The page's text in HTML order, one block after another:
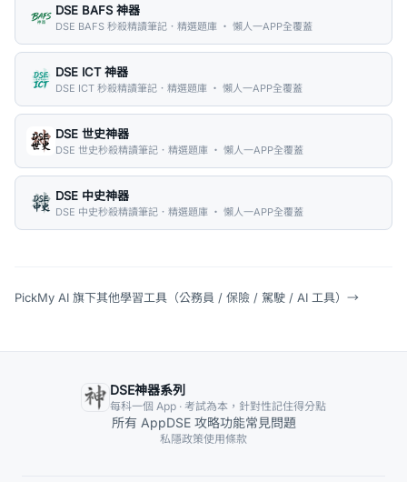
DSE BAFS 神器
DSE BAFS 秒殺精讀筆記．精選題庫 ・ 懶人一APP全覆蓋
DSE ICT 神器
DSE ICT 秒殺精讀筆記．精選題庫 ・ 懶人一APP全覆蓋
DSE 世史神器
DSE 世史秒殺精讀筆記．精選題庫 ・ 懶人一APP全覆蓋
DSE 中史神器
DSE 中史秒殺精讀筆記．精選題庫 ・ 懶人一APP全覆蓋
PickMy AI 旗下其他學習工具（公務員 / 保險 / 駕駛 / AI 工具） →
DSE神器系列
每科一個 App · 考試為本，針對性記住得分點
所有 AppDSE 攻略功能常見問題
私隱政策使用條款